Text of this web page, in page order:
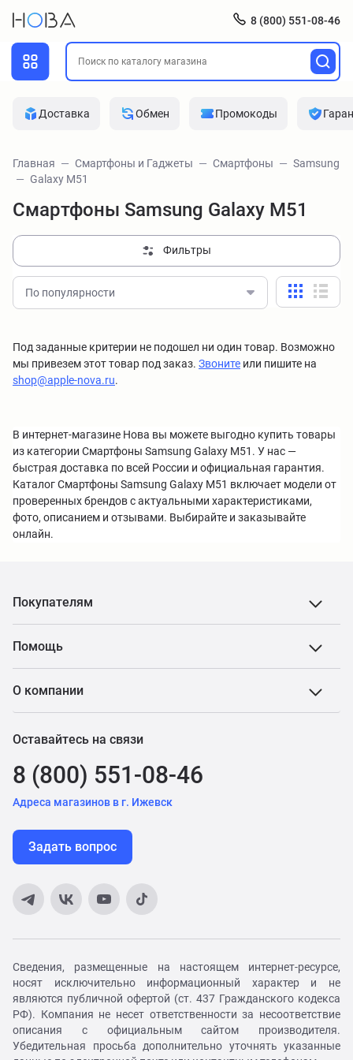
8 (800) 551-08-46
Доставка Обмен Промокоды
Главная Смартфоны и Гаджеты Смартфоны
Samsung
Galaxy M51
Смартфоны Samsung Galaxy M51
Фильтры
По популярности
Под заданные критерии не подошел ни один товар. Возможно
мы привезем этот товар под заказ. Звоните или пишите на
shop@apple-nova.ru.
В интернет-магазине Нова вы можете выгодно купить товары
из категории Смартфоны Samsung Galaxy M51. У нас —
быстрая доставка по всей России и официальная гарантия.
Каталог Смартфоны Samsung Galaxy M51 включает модели от
проверенных брендов с актуальными характеристиками,
фото, описанием и отзывами. Выбирайте и заказывайте
онлайн.
Покупателям
Помощь
О компании
Оставайтесь на связи
8 (800) 551-08-46
Адреса магазинов в г. Ижевск
Задать вопрос
Сведения, размещенные на настоящем интернет-ресурсе,
носят исключительно информационный характер и не
являются публичной офертой (ст. 437 Гражданского кодекса
РФ). Компания не несет ответственности за несоответствие
описания с официальным сайтом производителя.
Убедительная просьба дополнительно уточнять указанные